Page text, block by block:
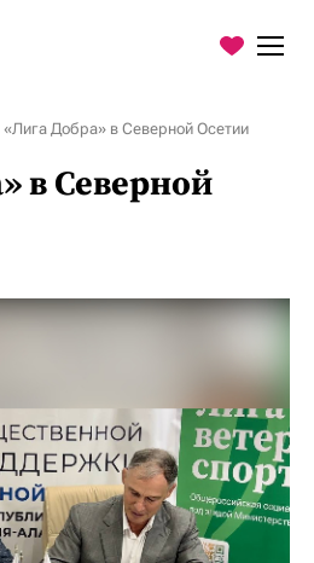
«Лига Добра» в Северной Осетии
в Северной